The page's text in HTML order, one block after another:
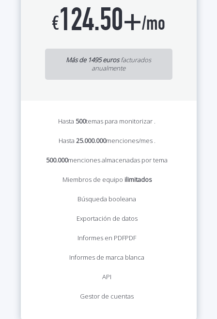
€124.50+/mo
Más de 1495 eurosfacturados
anualmente
Hasta 500temas para monitorizar .
Hasta 25.000.000menciones/mes .
500.000menciones almacenadas por tema
Miembros de equipo ilimitados
Búsqueda booleana
Exportación de datos
Informes en PDFPDF
Informes de marca blanca
API
Gestor de cuentas